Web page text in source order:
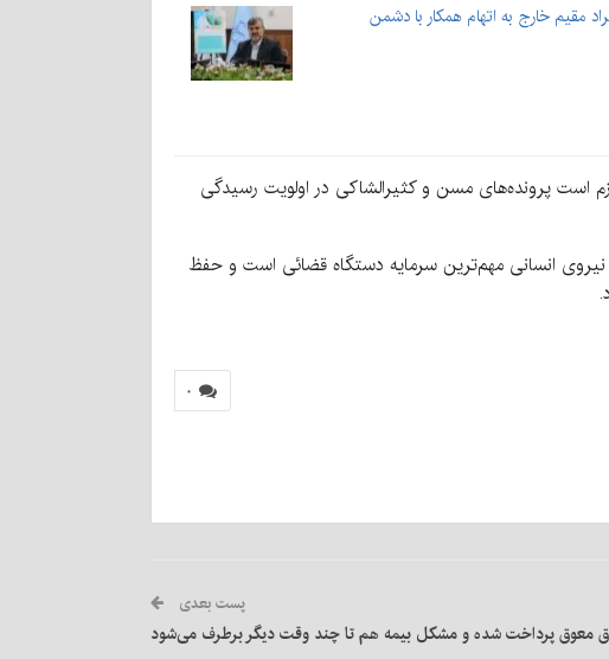
و لازم است پرونده‌های مسن و کثیرالشاکی در اولویت رسیدگی
انسانی مهم‌ترین سرمایه دستگاه قضائی است و حفظ
۰
پست بعدی
معوق پرداخت شده و مشکل بیمه هم تا چند وقت دیگر برطرف می‌شود